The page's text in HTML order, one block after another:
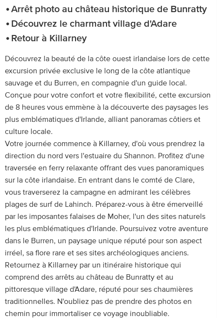
Arrêt photo au château historique de Bunratty
Découvrez le charmant village d'Adare
Retour à Killarney
Découvrez la beauté de la côte ouest irlandaise lors de cette
excursion privée exclusive le long de la côte atlantique
sauvage et du Burren, en compagnie d'un guide local.
Conçue pour votre confort et votre flexibilité, cette excursion
de 8 heures vous emmène à la découverte des paysages les
plus emblématiques d'Irlande, alliant panoramas côtiers et
culture locale.
Votre journée commence à Killarney, d'où vous prendrez la
direction du nord vers l'estuaire du Shannon. Profitez d'une
traversée en ferry relaxante offrant des vues panoramiques
sur la côte irlandaise. En entrant dans le comté de Clare,
vous traverserez la campagne en admirant les célèbres
plages de surf de Lahinch. Préparez-vous à être émerveillé
par les imposantes falaises de Moher, l'un des sites naturels
les plus emblématiques d'Irlande. Poursuivez votre aventure
dans le Burren, un paysage unique réputé pour son aspect
irréel, sa flore rare et ses sites archéologiques anciens.
Retournez à Killarney par un itinéraire historique qui
comprend des arrêts au château de Bunratty et au
pittoresque village d'Adare, réputé pour ses chaumières
traditionnelles. N'oubliez pas de prendre des photos en
chemin pour immortaliser ce voyage inoubliable.